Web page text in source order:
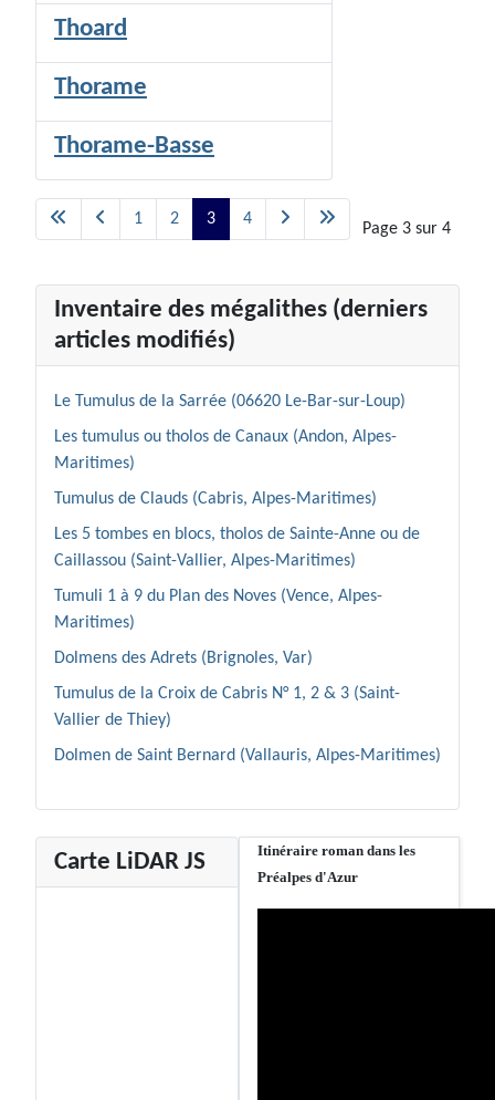
Thoard
Thorame
Thorame-Basse
Page 3 sur 4
1 2 3 4
Inventaire des mégalithes (derniers
articles modifiés)
Le Tumulus de la Sarrée (06620 Le-Bar-sur-Loup)
Les tumulus ou tholos de Canaux (Andon, Alpes-
Maritimes)
Tumulus de Clauds (Cabris, Alpes-Maritimes)
Les 5 tombes en blocs, tholos de Sainte-Anne ou de
Caillassou (Saint-Vallier, Alpes-Maritimes)
Tumuli 1 à 9 du Plan des Noves (Vence, Alpes-
Maritimes)
Dolmens des Adrets (Brignoles, Var)
Tumulus de la Croix de Cabris N° 1, 2 & 3 (Saint-
Vallier de Thiey)
Dolmen de Saint Bernard (Vallauris, Alpes-Maritimes)
Carte LiDAR JS
Itinéraire roman dans les
Préalpes d'Azur